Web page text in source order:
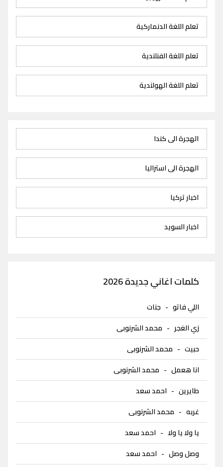
تعلم اللغة الدنماركية
تعلم اللغة الفنلندية
تعلم اللغة الهولندية
الهجرة الى كندا
الهجرة الى استراليا
اخبار تركيا
اخبار السويد
كلمات اغاني جديدة 2026
اللي فاتو - جنات
زي الغجر - محمد الشرنوبى
حبيت - محمد الشرنوبى
انا هعمل - محمد الشرنوبى
طايرين - احمد سعد
غربه - محمد الشرنوبى
يا ولا يا ولا - احمد سعد
وصل وصل - احمد سعد